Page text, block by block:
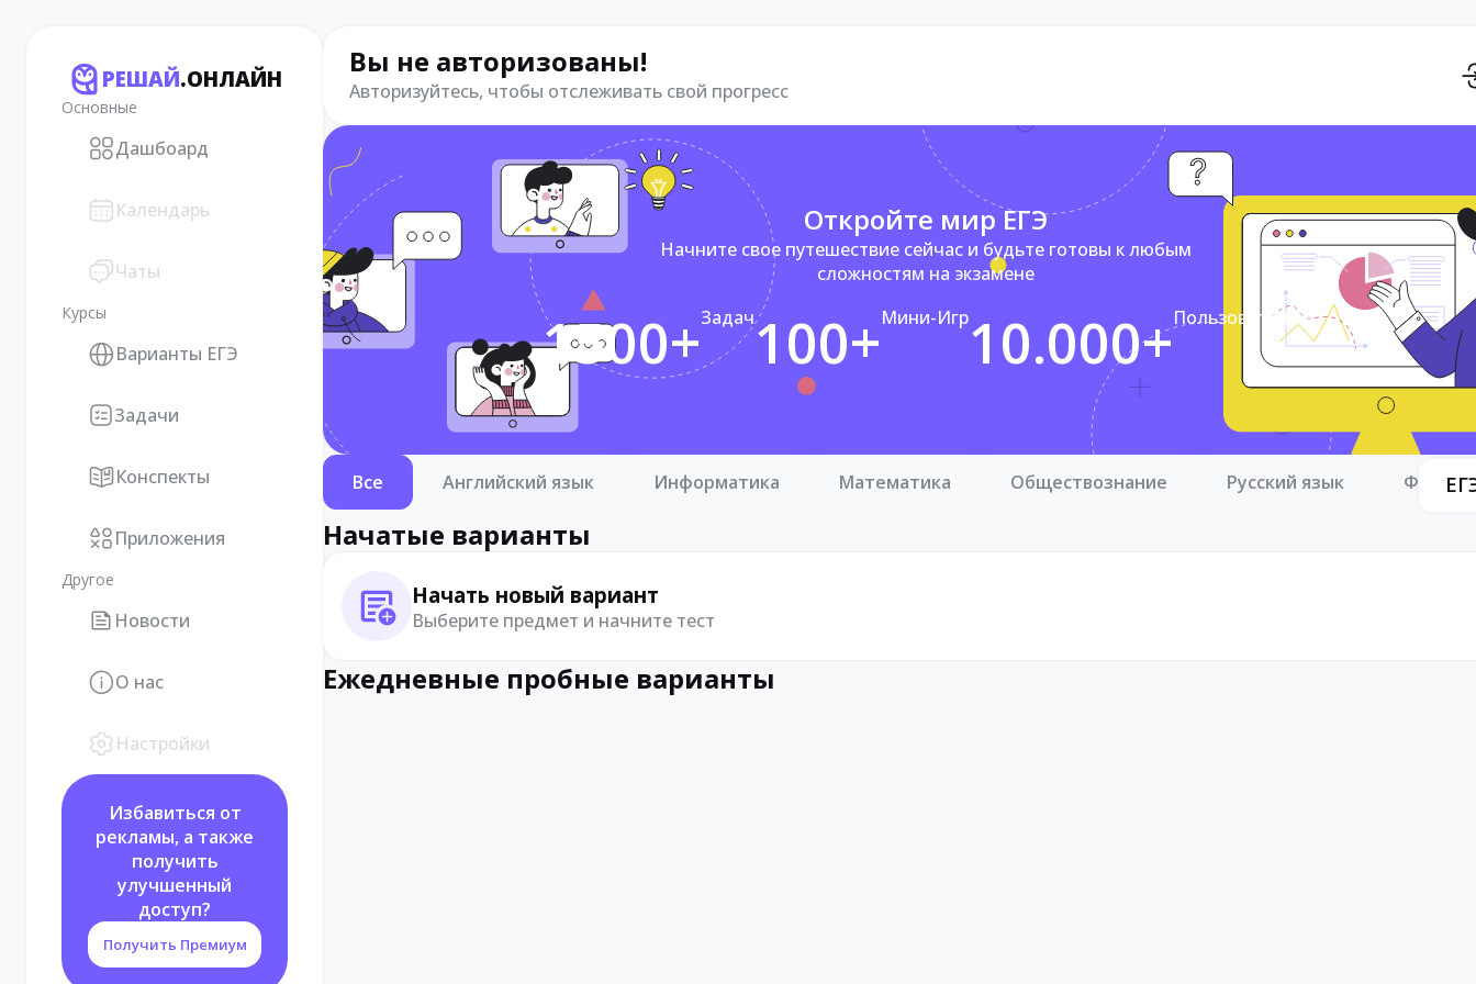
РЕШАЙ.ОНЛАЙН
Основные
Дашбоард
Календарь
Чаты
Курсы
Варианты ЕГЭ
Задачи
Конспекты
Приложения
Другое
Новости
О нас
Настройки
Избавиться от
рекламы, а также
получить
улучшенный
доступ?
Получить Премиум
Вы не авторизованы!
Авторизуйтесь, чтобы отслеживать свой прогресс
Откройте мир ЕГЭ
Начните свое путешествие сейчас и будьте готовы к любым
сложностям на экзамене
1500+Задач100+Мини-Игр10.000+Пользователей
Все Английский язык Информатика Математика Обществознание Русский язык Физика
Начатые варианты
Начать новый вариант
Выберите предмет и начните тест
Ежедневные пробные варианты